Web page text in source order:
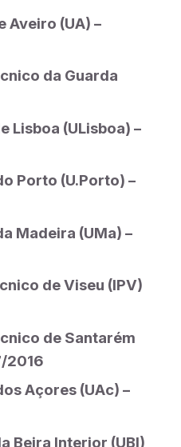
Aveiro (UA) –
da Guarda
Lisboa (ULisboa) –
Porto (U.Porto) –
Madeira (UMa) –
de Viseu (IPV)
de Santarém
2016
Açores (UAc) –
Beira Interior (UBI)